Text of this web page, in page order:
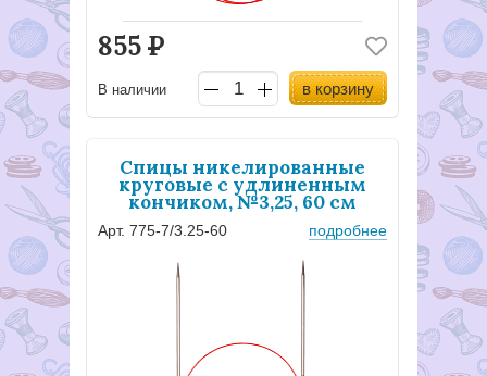
855Р
В наличии в корзину
Спицы никелированные
круговые с удлиненным
кончиком, №3,25, 60 см
Арт. 775-7/3.25-60 подробнее